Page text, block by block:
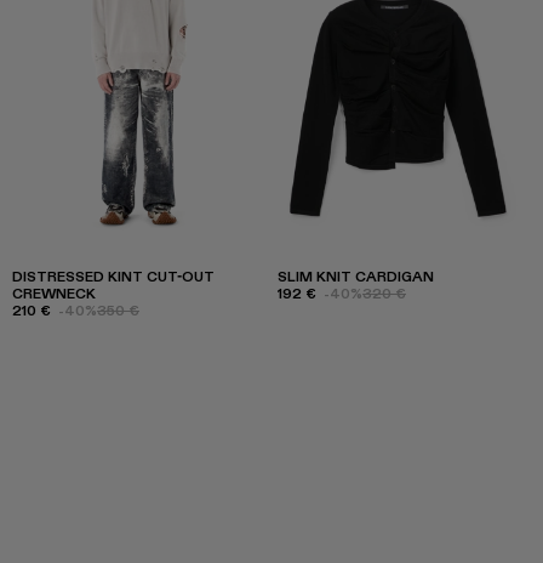
DISTRESSED KINT CUT-OUT
CREWNECK
210 € -40%350 €
SLIM KNIT CARDIGAN
192 € -40%320 €